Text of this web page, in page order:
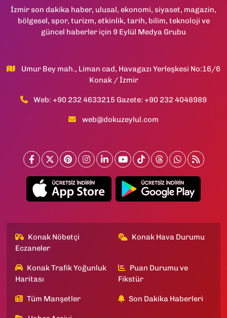
İzmir son dakika haber, ulusal, ekonomi, siyaset, magazin,
bölgesel, spor, turizm, etkinlik, tarih, bilim, teknoloji ve
güncel haberler için 9 Eylül Medya Grubu
Umur Bey mah., Liman cad, Havagazı Yerleşkesi No:16/6
Konak / İzmir
Web: +90 232 4633215 Gazete: +90 232 4048989
web@dokuzeylul.com
Konak Nöbetçi
Eczaneler
Konak Hava Durumu
Konak Trafik Yoğunluk
Haritası
Puan Durumu ve
Fikstür
Tüm Manşetler Son Dakika Haberleri